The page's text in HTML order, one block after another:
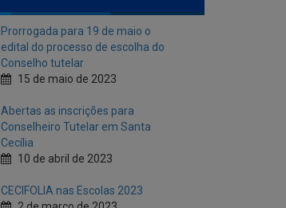
15 de maio de 2023
Abertas as inscrições para
Conselheiro Tutelar em Santa
Cecília
CECIFOLIA nas Escolas 2023
2 de março de 2023
Santa Cecília é destaque em
transparência pública